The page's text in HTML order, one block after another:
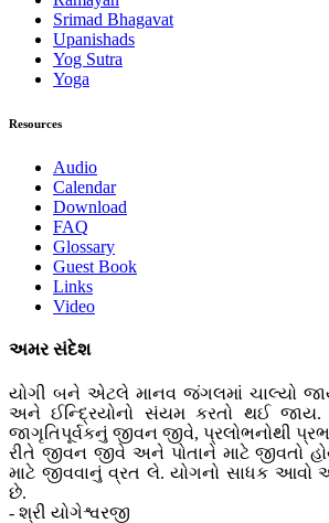
Srimad Bhagavat
Upanishads
Yog Sutra
Yoga
Resources
Audio
Calendar
Download
FAQ
Glossary
Guest Book
Links
Video
અમર સંદેશ
યોગી બને એટલે માનવ જંગલમાં ચાલ્યો
અને ઈન્દ્રિયોનો સંયમ કરતો થઈ જાય.
જાગૃતિપૂર્વકનું જીવન જીવે, પ્રલોભનોથી
રીતે જીવન જીવે અને પોતાને માટે જીવતો
માટે જીવવાનું વ્રત લે. યોગનો સાધક આવો
છે.
- શ્રી યોગેશ્વરજી